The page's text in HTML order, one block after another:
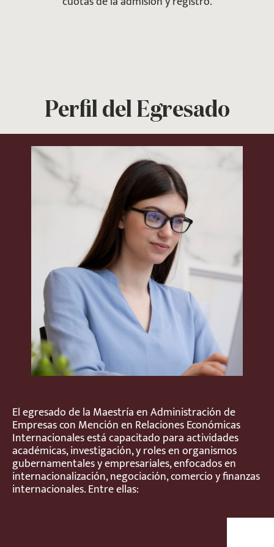
Perfil del Egresado
El egresado de la Maestría en Administración de
Empresas con Mención en Relaciones Económicas
Internacionales está capacitado para actividades
académicas, investigación, y roles en organismos
gubernamentales y empresariales, enfocados en
internacionalización, negociación, comercio y finanzas
internacionales. Entre ellas: